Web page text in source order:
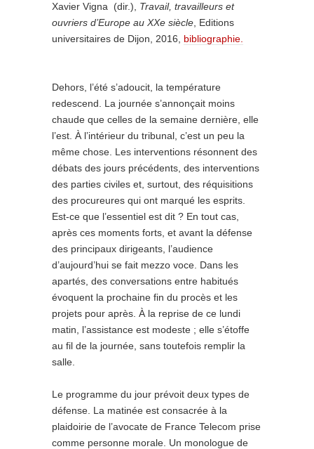
Xavier Vigna (dir.), Travail, travailleurs et
ouvriers d’Europe au XXe siècle , Editions
universitaires de Dijon, 2016, bibliographie.
Dehors, l’été s’adoucit, la température
redescend. La journée s’annonçait moins
chaude que celles de la semaine dernière, elle
l’est. À l’intérieur du tribunal, c’est un peu la
même chose. Les interventions résonnent des
débats des jours précédents, des interventions
des parties civiles et, surtout, des réquisitions
des procureures qui ont marqué les esprits.
Est-ce que l’essentiel est dit ? En tout cas,
après ces moments forts, et avant la défense
des principaux dirigeants, l’audience
d’aujourd’hui se fait mezzo voce. Dans les
apartés, des conversations entre habitués
évoquent la prochaine fin du procès et les
projets pour après. À la reprise de ce lundi
matin, l’assistance est modeste ; elle s’étoffe
au fil de la journée, sans toutefois remplir la
salle.
Le programme du jour prévoit deux types de
défense. La matinée est consacrée à la
plaidoirie de l’avocate de France Telecom prise
comme personne morale. Un monologue de